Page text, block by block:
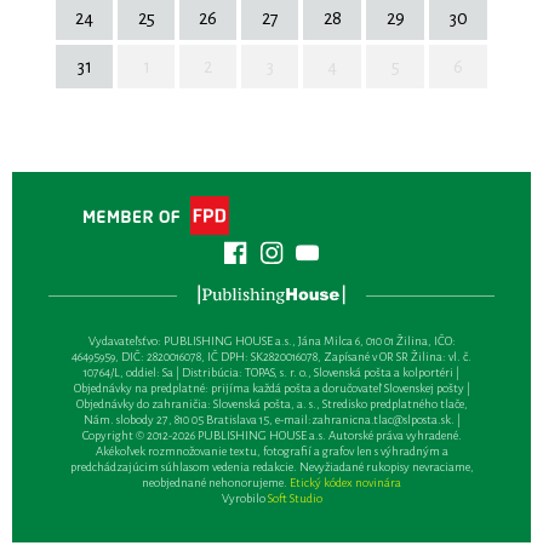
24 25 26 27 28 29 30
31
Vydavateľsťvo: PUBLISHING HOUSE a.s., Jána Milca 6, 010 01 Žilina, IČO:
46495959, DIČ: 2820016078, IČ DPH: SK2820016078, Zapísané v OR SR Žilina: vl. č.
10764/L, oddiel: Sa | Distribúcia: TOPAS, s. r. o., Slovenská pošta a kolportéri |
Objednávky na predplatné: prijíma každá pošta a doručovateľ Slovenskej pošty |
Objednávky do zahraničia: Slovenská pošta, a. s., Stredisko predplatného tlače,
Nám. slobody 27, 810 05 Bratislava 15, e-mail:zahranicna.tlac@slposta.sk. |
Copyright © 2012-2026 PUBLISHING HOUSE a.s. Autorské práva vyhradené.
Akékoľvek rozmnožovanie textu, fotografií a grafov len s výhradným a
predchádzajúcim súhlasom vedenia redakcie. Nevyžiadané rukopisy nevraciame,
neobjednané nehonorujeme. Etický kódex novinára
VyrobiloSoft Studio